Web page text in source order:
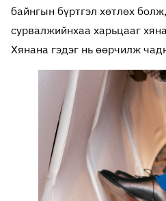
байнгын бүртгэл хөтлөх
сурвалжийнхаа харьцааг
Хянана гэдэг нь өөрчилж